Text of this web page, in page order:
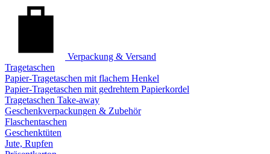
Verpackung & Versand
Tragetaschen
Papier-Tragetaschen mit flachem Henkel
Papier-Tragetaschen mit gedrehtem Papierkordel
Tragetaschen Take-away
Geschenkverpackungen & Zubehör
Flaschentaschen
Geschenktüten
Jute, Rupfen